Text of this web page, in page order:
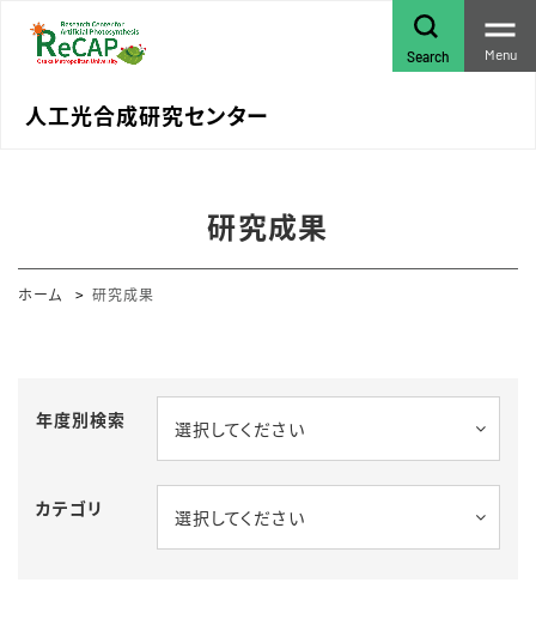
人工光合成研究センター
Search Menu
研究成果
ホーム 研究成果
年度別検索 選択してください
カテゴリ 選択してください